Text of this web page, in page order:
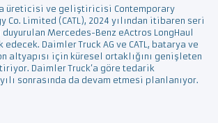
üreticisi ve geliştiricisi Contemporary
Co. Limited (CATL), 2024 yılından itibaren seri
Mercedes-Benz eActros LongHaul
Daimler Truck AG ve CATL, batarya ve
altyapısı için küresel ortaklığını genişleten
Daimler Truck’a göre tedarik
sonrasında da devam etmesi planlanıyor.